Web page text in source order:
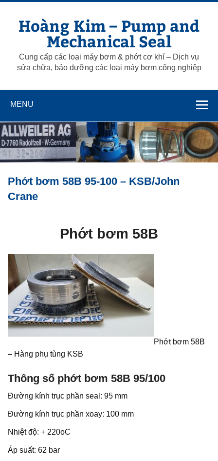
Skip
contentHoàng Kim – Pump and
Mechanical Seal
Cung cấp các loại máy bơm & phớt cơ khí – Dịch vụ
sửa chữa, bảo dưỡng các loại máy bơm công nghiệp
MENU
Phớt bơm 58B 95-100 – KSB/John
Crane
Phớt bơm 58B
Phớt bơm 58B
– Hàng phụ tùng KSB
Thông số phớt bơm 58B 95/100
Đường kính trục phần seal: 95 mm
Đường kính trục phần xoay: 100 mm
Nhiệt độ: + 220oC
Áp suất: 62 bar